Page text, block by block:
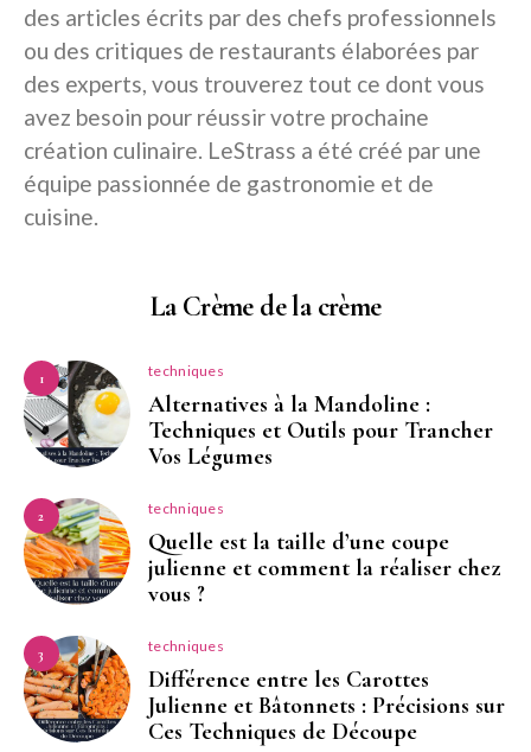
des articles écrits par des chefs professionnels
ou des critiques de restaurants élaborées par
des experts, vous trouverez tout ce dont vous
avez besoin pour réussir votre prochaine
création culinaire. LeStrass a été créé par une
équipe passionnée de gastronomie et de
cuisine.
La Crème de la crème
1 techniques
Alternatives à la Mandoline :
Techniques et Outils pour Trancher
Vos Légumes
2 techniques
Quelle est la taille d’une coupe
julienne et comment la réaliser chez
vous ?
3 techniques
Différence entre les Carottes
Julienne et Bâtonnets : Précisions sur
Ces Techniques de Découpe